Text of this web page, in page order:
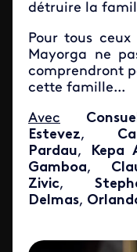
détruire la
Pour tous
Mayorga ne
comprendront
cette famille...
Avec
Estevez,
Pardau, Kepa
Gamboa,
Zivic,
Delmas,